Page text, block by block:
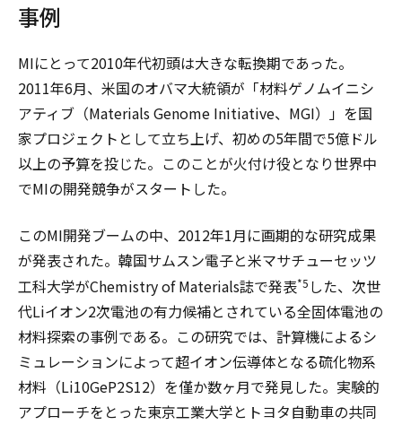
事例
MIにとって2010年代初頭は大きな転換期であった。
2011年6月、米国のオバマ大統領が「材料ゲノムイニシ
アティブ（Materials Genome Initiative、MGI）」を国
家プロジェクトとして立ち上げ、初めの5年間で5億ドル
以上の予算を投じた。このことが火付け役となり世界中
でMIの開発競争がスタートした。
このMI開発ブームの中、2012年1月に画期的な研究成果
が発表された。韓国サムスン電子と米マサチューセッツ
工科大学がChemistry of Materials誌で発表*5 した、次世
代Liイオン2次電池の有力候補とされている全固体電池の
材料探索の事例である。この研究では、計算機によるシ
ミュレーションによって超イオン伝導体となる硫化物系
材料（Li10GeP2S12）を僅か数ヶ月で発見した。実験的
アプローチをとった東京工業大学とトヨタ自動車の共同